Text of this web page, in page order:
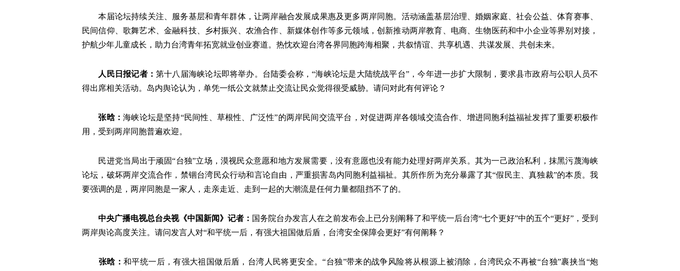
本届论坛持续关注、服务基层和青年群体，让两岸融合发展成果惠及更多两岸同胞。活动涵盖基层治理、婚姻家庭、社会公益、体育赛事、
民间信仰、歌舞艺术、金融科技、乡村振兴、农渔合作、新媒体创作等多元领域，创新推动两岸教育、电商、生物医药和中小企业等界别对接，
护航少年儿童成长，助力台湾青年拓宽就业创业赛道。热忱欢迎台湾各界同胞跨海相聚，共叙情谊、共享机遇、共谋发展、共创未来。
人民日报记者：第十八届海峡论坛即将举办。台陆委会称，“海峡论坛是大陆统战平台”，今年进一步扩大限制，要求县市政府与公职人员不
得出席相关活动。岛内舆论认为，单凭一纸公文就禁止交流让民众觉得很受威胁。请问对此有何评论？
张晗：海峡论坛是坚持“民间性、草根性、广泛性”的两岸民间交流平台，对促进两岸各领域交流合作、增进同胞利益福祉发挥了重要积极作
用，受到两岸同胞普遍欢迎。
民进党当局出于顽固“台独”立场，漠视民众意愿和地方发展需要，没有意愿也没有能力处理好两岸关系。其为一己政治私利，抹黑污蔑海峡
论坛，破坏两岸交流合作，禁锢台湾民众行动和言论自由，严重损害岛内同胞利益福祉。其所作所为充分暴露了其“假民主、真独裁”的本质。我
要强调的是，两岸同胞是一家人，走亲走近、走到一起的大潮流是任何力量都阻挡不了的。
中央广播电视总台央视《中国新闻》记者： 国务院台办发言人在之前发布会上已分别阐释了和平统一后台湾“七个更好”中的五个“更好”，受到
两岸舆论高度关注。请问发言人对“和平统一后，有强大祖国做后盾，台湾安全保障会更好”有何阐释？
张晗： 和平统一后，有强大祖国做后盾，台湾人民将更安全。“台独”带来的战争风险将从根源上被消除，台湾民众不再被“台独”裹挟当“炮